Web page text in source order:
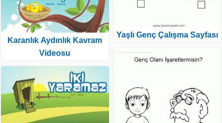
Karanlık Aydınlık Kavram
Videosu
Yaşlı Genç Çalışma Sayfası